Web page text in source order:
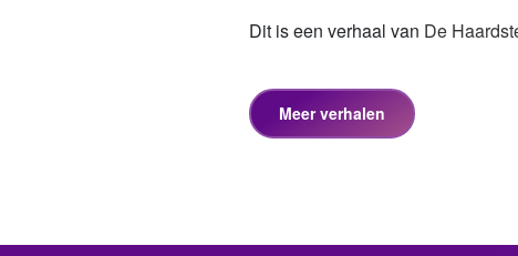
Dit is een verhaal van De